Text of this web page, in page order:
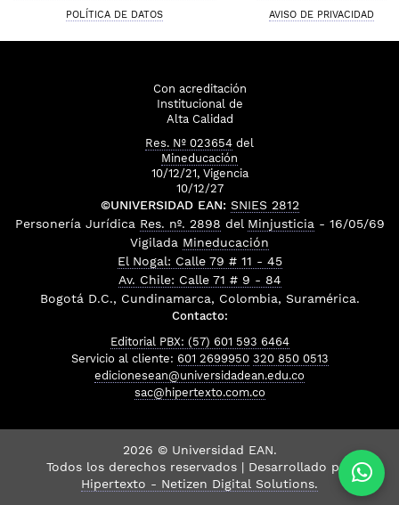
POLÍTICA DE DATOS
AVISO DE PRIVACIDAD
Con acreditación
Institucional de
Alta Calidad
Res. Nº 023654 del
Mineducación
10/12/21, Vigencia
10/12/27
©UNIVERSIDAD EAN: SNIES 2812
Personería Jurídica Res. nº. 2898 del Minjusticia - 16/05/69
Vigilada Mineducación
El Nogal: Calle 79 # 11 - 45
Av. Chile: Calle 71 # 9 - 84
Bogotá D.C., Cundinamarca, Colombia, Suramérica.
Contacto:
Editorial PBX: (57) 601 593 6464
Servicio al cliente: 601 2699950 320 850 0513
edicionesean@universidadean.edu.co
sac@hipertexto.com.co
2026 © Universidad EAN.
Todos los derechos reservados | Desarrollado por
Hipertexto - Netizen Digital Solutions.